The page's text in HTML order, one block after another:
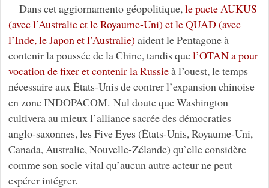
Dans cet aggiornamento géopolitique,le pacte AUKUS
(avec l’Australie et le Royaume-Uni) et le QUAD (avec
l’Inde, le Japon et l’Australie) aident le Pentagone à
contenir la poussée de la Chine, tandis quel’OTAN a pour
vocation de fixer et contenir la Russieà l’ouest, le temps
nécessaire aux États-Unis de contrer l’expansion chinoise
en zone INDOPACOM. Nul doute que Washington
cultivera au mieux l’alliance sacrée des démocraties
anglo-saxonnes, les Five Eyes (États-Unis, Royaume-Uni,
Canada, Australie, Nouvelle-Zélande) qu’elle considère
comme son socle vital qu’aucun autre acteur ne peut
espérer intégrer.